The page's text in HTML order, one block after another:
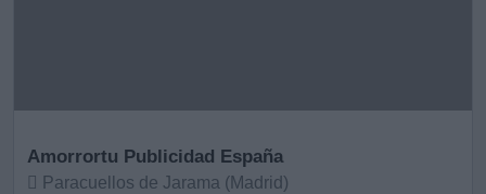
Amorrortu Publicidad España
Paracuellos de Jarama (Madrid)